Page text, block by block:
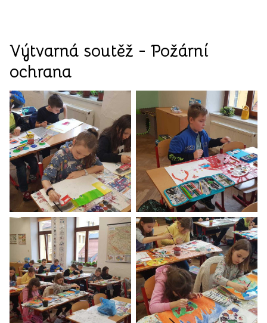
Výtvarná soutěž - Požární
ochrana